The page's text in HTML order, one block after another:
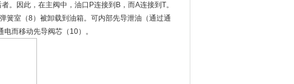
。因此，在主阀中，油口P连接到B，而A连接到T。
簧室（8）被卸载到油箱。可内部先导泄油（通过通
而移动先导阀芯（10）。